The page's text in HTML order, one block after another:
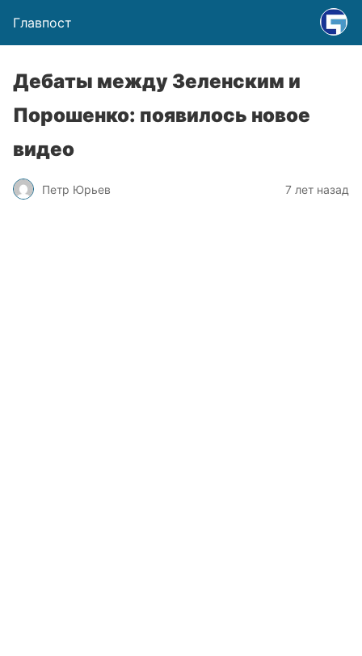
Главпост
Дебаты между Зеленским и
Порошенко: появилось новое
видео
Петр Юрьев 7 лет назад